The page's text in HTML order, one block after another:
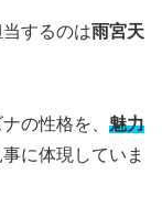
するのは雨宮天
の性格を、 魅力
に体現していま